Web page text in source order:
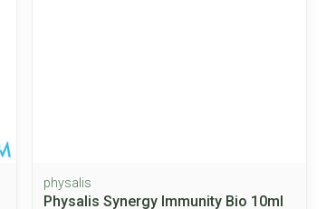
physalis
Physalis Synergy Immunity Bio 10ml